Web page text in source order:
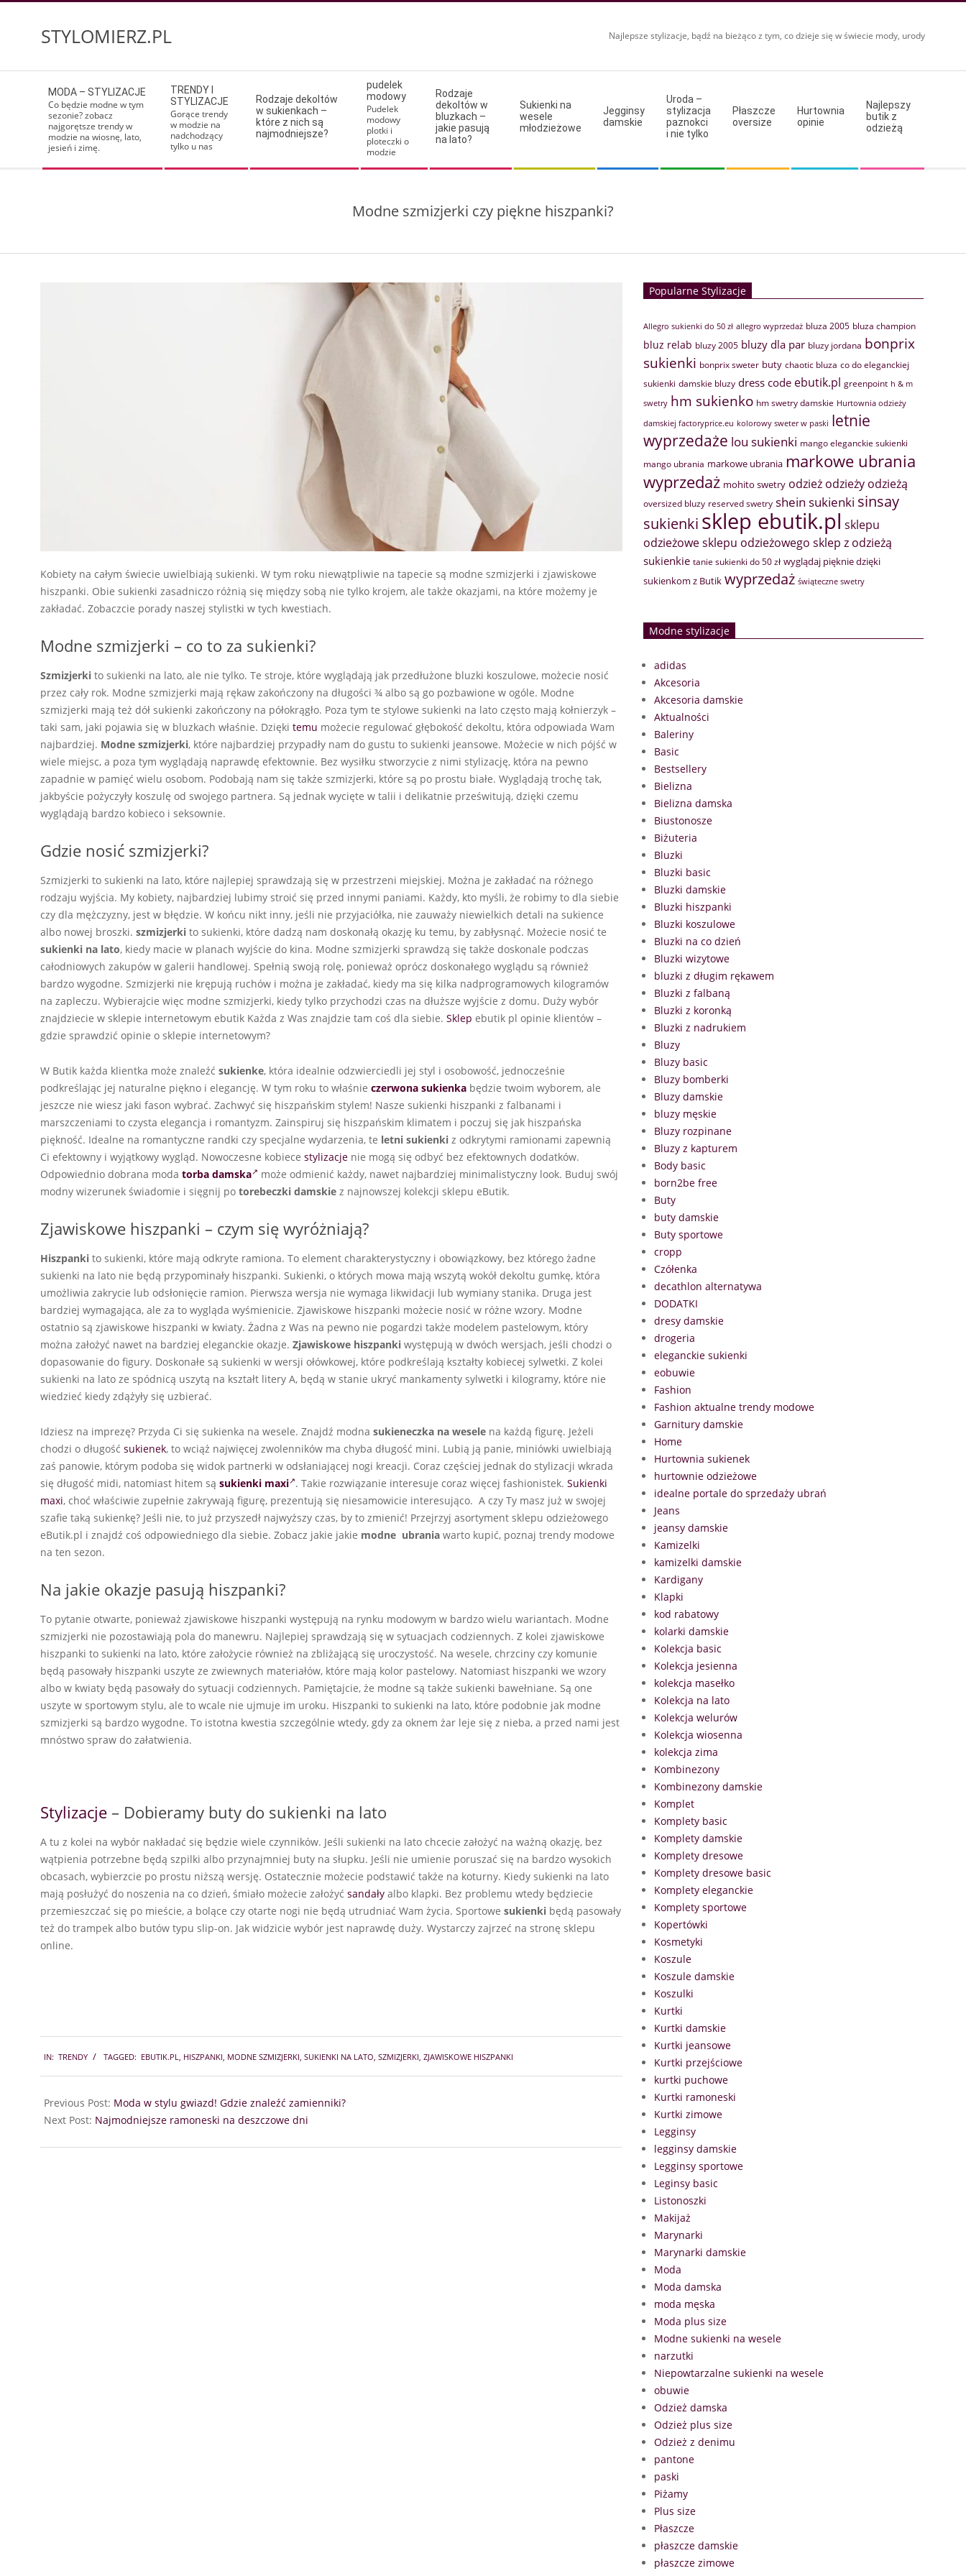
STYLOMIERZ.PL Najlepsze stylizacje, bądź na bieżąco z tym, co dzieje się w świecie mody, urody
Navigation
Menu
MODA – STYLIZACJE
Co będzie modne w tym
sezonie? zobacz
najgorętsze trendy w
modzie na wiosnę, lato,
jesień i zimę.
TRENDY I
STYLIZACJE
Gorące trendy
w modzie na
nadchodzący
tylko u nas
Rodzaje dekoltów
w sukienkach –
które z nich są
najmodniejsze?
pudelek
modowy
Pudelek
modowy
plotki i
ploteczki o
modzie
Rodzaje
dekoltów w
bluzkach –
jakie pasują
na lato?
Sukienki na
wesele
młodzieżowe
Jegginsy
damskie
Uroda –
stylizacja
paznokci
i nie tylko
Płaszcze
oversize
Hurtownia
opinie
Najlepszy
butik z
odzieżą
Modne szmizjerki czy piękne hiszpanki?
Kobiety na całym świecie uwielbiają sukienki. W tym roku niewątpliwie na tapecie są modne szmizjerki i zjawiskowe
hiszpanki. Obie sukienki zasadniczo różnią się między sobą nie tylko krojem, ale także okazjami, na które możemy je
zakładać. Zobaczcie porady naszej stylistki w tych kwestiach.
Modne szmizjerki – co to za sukienki?
Szmizjerki to sukienki na lato, ale nie tylko. Te stroje, które wyglądają jak przedłużone bluzki koszulowe, możecie nosić
przez cały rok. Modne szmizjerki mają rękaw zakończony na długości ¾ albo są go pozbawione w ogóle. Modne
szmizjerki mają też dół sukienki zakończony na półokrągło. Poza tym te stylowe sukienki na lato często mają kołnierzyk –
taki sam, jaki pojawia się w bluzkach właśnie. Dzięki temu możecie regulować głębokość dekoltu, która odpowiada Wam
najbardziej. Modne szmizjerki, które najbardziej przypadły nam do gustu to sukienki jeansowe. Możecie w nich pójść w
wiele miejsc, a poza tym wyglądają naprawdę efektownie. Bez wysiłku stworzycie z nimi stylizację, która na pewno
zapadnie w pamięć wielu osobom. Podobają nam się także szmizjerki, które są po prostu białe. Wyglądają trochę tak,
jakbyście pożyczyły koszulę od swojego partnera. Są jednak wycięte w talii i delikatnie prześwitują, dzięki czemu
wyglądają bardzo kobieco i seksownie.
Gdzie nosić szmizjerki?
Szmizjerki to sukienki na lato, które najlepiej sprawdzają się w przestrzeni miejskiej. Można je zakładać na różnego
rodzaju wyjścia. My kobiety, najbardziej lubimy stroić się przed innymi paniami. Każdy, kto myśli, że robimy to dla siebie
czy dla mężczyzny, jest w błędzie. W końcu nikt inny, jeśli nie przyjaciółka, nie zauważy niewielkich detali na sukience
albo nowej broszki. szmizjerki to sukienki, które dadzą nam doskonałą okazję ku temu, by zabłysnąć. Możecie nosić te
sukienki na lato, kiedy macie w planach wyjście do kina. Modne szmizjerki sprawdzą się także doskonale podczas
całodniowych zakupów w galerii handlowej. Spełnią swoją rolę, ponieważ oprócz doskonałego wyglądu są również
bardzo wygodne. Szmizjerki nie krępują ruchów i można je zakładać, kiedy ma się kilka nadprogramowych kilogramów
na zapleczu. Wybierajcie więc modne szmizjerki, kiedy tylko przychodzi czas na dłuższe wyjście z domu. Duży wybór
znajdziecie w sklepie internetowym ebutik Każda z Was znajdzie tam coś dla siebie. Sklep ebutik pl opinie klientów –
gdzie sprawdzić opinie o sklepie internetowym?
W Butik każda klientka może znaleźć sukienke, która idealnie odzwierciedli jej styl i osobowość, jednocześnie
podkreślając jej naturalne piękno i elegancję. W tym roku to właśnie czerwona sukienka będzie twoim wyborem, ale
jeszcze nie wiesz jaki fason wybrać. Zachwyć się hiszpańskim stylem! Nasze sukienki hiszpanki z falbanami i
marszczeniami to czysta elegancja i romantyzm. Zainspiruj się hiszpańskim klimatem i poczuj się jak hiszpańska
piękność. Idealne na romantyczne randki czy specjalne wydarzenia, te letni sukienki z odkrytymi ramionami zapewnią
Ci efektowny i wyjątkowy wygląd. Nowoczesne kobiece stylizacje nie mogą się odbyć bez efektownych dodatków.
Odpowiednio dobrana moda torba damska
może odmienić każdy, nawet najbardziej minimalistyczny look. Buduj swój
modny wizerunek świadomie i sięgnij po torebeczki damskie z najnowszej kolekcji sklepu eButik.
Zjawiskowe hiszpanki – czym się wyróżniają?
Hiszpanki to sukienki, które mają odkryte ramiona. To element charakterystyczny i obowiązkowy, bez którego żadne
sukienki na lato nie będą przypominały hiszpanki. Sukienki, o których mowa mają wszytą wokół dekoltu gumkę, która
umożliwia zakrycie lub odsłonięcie ramion. Pierwsza wersja nie wymaga likwidacji lub wymiany stanika. Druga jest
bardziej wymagająca, ale za to wygląda wyśmienicie. Zjawiskowe hiszpanki możecie nosić w różne wzory. Modne
ostatnio są zjawiskowe hiszpanki w kwiaty. Żadna z Was na pewno nie pogardzi także modelem pastelowym, który
można założyć nawet na bardziej eleganckie okazje. Zjawiskowe hiszpanki występują w dwóch wersjach, jeśli chodzi o
dopasowanie do figury. Doskonałe są sukienki w wersji ołówkowej, które podkreślają kształty kobiecej sylwetki. Z kolei
sukienki na lato ze spódnicą uszytą na kształt litery A, będą w stanie ukryć mankamenty sylwetki i kilogramy, które nie
wiedzieć kiedy zdążyły się uzbierać.
Idziesz na imprezę? Przyda Ci się sukienka na wesele. Znajdź modna sukieneczka na wesele na każdą figurę. Jeżeli
chodzi o długość sukienek, to wciąż najwięcej zwolenników ma chyba długość mini. Lubią ją panie, miniówki uwielbiają
zaś panowie, którym podoba się widok partnerki w odsłaniającej nogi kreacji. Coraz częściej jednak do stylizacji wkrada
się długość midi, natomiast hitem są sukienki maxi . Takie rozwiązanie interesuje coraz więcej fashionistek. Sukienki
maxi, choć właściwie zupełnie zakrywają figurę, prezentują się niesamowicie interesująco. A czy Ty masz już w swojej
szafie taką sukienkę? Jeśli nie, to już przyszedł najwyższy czas, by to zmienić! Przejrzyj asortyment sklepu odzieżowego
eButik.pl i znajdź coś odpowiedniego dla siebie. Zobacz jakie jakie modne ubrania warto kupić, poznaj trendy modowe
na ten sezon.
Na jakie okazje pasują hiszpanki?
To pytanie otwarte, ponieważ zjawiskowe hiszpanki występują na rynku modowym w bardzo wielu wariantach. Modne
szmizjerki nie pozostawiają pola do manewru. Najlepiej sprawdzają się w sytuacjach codziennych. Z kolei zjawiskowe
hiszpanki to sukienki na lato, które założycie również na zbliżającą się uroczystość. Na wesele, chrzciny czy komunie
będą pasowały hiszpanki uszyte ze zwiewnych materiałów, które mają kolor pastelowy. Natomiast hiszpanki we wzory
albo w kwiaty będą pasowały do sytuacji codziennych. Pamiętajcie, że modne są także sukienki bawełniane. Są one
uszyte w sportowym stylu, ale to wcale nie ujmuje im uroku. Hiszpanki to sukienki na lato, które podobnie jak modne
szmizjerki są bardzo wygodne. To istotna kwestia szczególnie wtedy, gdy za oknem żar leje się z nieba, a przed nami jest
mnóstwo spraw do załatwienia.
Stylizacje – Dobieramy buty do sukienki na lato
A tu z kolei na wybór nakładać się będzie wiele czynników. Jeśli sukienki na lato chcecie założyć na ważną okazję, bez
wątpienia potrzebne będą szpilki albo przynajmniej buty na słupku. Jeśli nie umienie poruszać się na bardzo wysokich
obcasach, wybierzcie po prostu niższą wersję. Ostatecznie możecie podstawić także na koturny. Kiedy sukienki na lato
mają posłużyć do noszenia na co dzień, śmiało możecie założyć sandały albo klapki. Bez problemu wtedy będziecie
przemieszczać się po mieście, a bolące czy otarte nogi nie będą utrudniać Wam życia. Sportowe sukienki będą pasowały
też do trampek albo butów typu slip-on. Jak widzicie wybór jest naprawdę duży. Wystarczy zajrzeć na stronę sklepu
online.
08-
16
IN: TRENDY TAGGED: EBUTIK.PL HISZPANKI MODNE SZMIZJERKI SUKIENKI NA LATO SZMIZJERKI ZJAWISKOWE HISZPANKI
Previous Post: Moda w stylu gwiazd! Gdzie znaleźć zamienniki?
Next Post: Najmodniejsze ramoneski na deszczowe dni
Popularne Stylizacje
Allegro sukienki do 50 zł allegro wyprzedaż bluza 2005 bluza champion
bluz relab bluzy 2005 bluzy dla par bluzy jordana bonprix
sukienki bonprix sweter buty chaotic bluza co do eleganckiej
sukienki damskie bluzy dress code ebutik.pl greenpoint h & m
swetry hm sukienko hm swetry damskie Hurtownia odzieży
damskiej factoryprice.eu kolorowy sweter w paski letnie
wyprzedaże lou sukienki mango eleganckie sukienki
mango ubrania markowe ubrania markowe ubrania
wyprzedaż mohito swetry odzież odzieży odzieżą
oversized bluzy reserved swetry shein sukienki sinsay
sukienki sklep ebutik.pl sklepu
odzieżowesklepu odzieżowego sklep z odzieżą
sukienkie tanie sukienki do 50 zł wyglądaj pięknie dzięki
sukienkom z Butik wyprzedaż świąteczne swetry
Modne stylizacje
adidas
Akcesoria
Akcesoria damskie
Aktualności
Baleriny
Basic
Bestsellery
Bielizna
Bielizna damska
Biustonosze
Biżuteria
Bluzki
Bluzki basic
Bluzki damskie
Bluzki hiszpanki
Bluzki koszulowe
Bluzki na co dzień
Bluzki wizytowe
bluzki z długim rękawem
Bluzki z falbaną
Bluzki z koronką
Bluzki z nadrukiem
Bluzy
Bluzy basic
Bluzy bomberki
Bluzy damskie
bluzy męskie
Bluzy rozpinane
Bluzy z kapturem
Body basic
born2be free
Buty
buty damskie
Buty sportowe
cropp
Czółenka
decathlon alternatywa
DODATKI
dresy damskie
drogeria
eleganckie sukienki
eobuwie
Fashion
Fashion aktualne trendy modowe
Garnitury damskie
Home
Hurtownia sukienek
hurtownie odzieżowe
idealne portale do sprzedaży ubrań
Jeans
jeansy damskie
Kamizelki
kamizelki damskie
Kardigany
Klapki
kod rabatowy
kolarki damskie
Kolekcja basic
Kolekcja jesienna
kolekcja masełko
Kolekcja na lato
Kolekcja welurów
Kolekcja wiosenna
kolekcja zima
Kombinezony
Kombinezony damskie
Komplet
Komplety basic
Komplety damskie
Komplety dresowe
Komplety dresowe basic
Komplety eleganckie
Komplety sportowe
Kopertówki
Kosmetyki
Koszule
Koszule damskie
Koszulki
Kurtki
Kurtki damskie
Kurtki jeansowe
Kurtki przejściowe
kurtki puchowe
Kurtki ramoneski
Kurtki zimowe
Legginsy
legginsy damskie
Legginsy sportowe
Leginsy basic
Listonoszki
Makijaż
Marynarki
Marynarki damskie
Moda
Moda damska
moda męska
Moda plus size
Modne sukienki na wesele
narzutki
Niepowtarzalne sukienki na wesele
obuwie
Odzież damska
Odzież plus size
Odzież z denimu
pantone
paski
Piżamy
Plus size
Płaszcze
płaszcze damskie
płaszcze zimowe